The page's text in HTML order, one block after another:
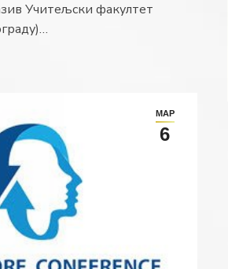
Учитељски факултет
МАР
6